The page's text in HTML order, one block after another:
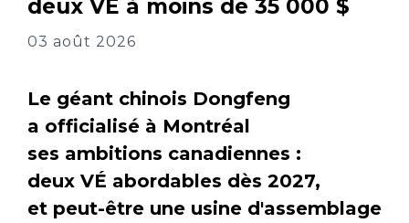
deux VÉ à moins de 35 000 $
03 août 2026
Le géant chinois Dongfeng
a officialisé à Montréal
ses ambitions canadiennes :
deux VÉ abordables dès 2027,
et peut-être une usine d'assemblage